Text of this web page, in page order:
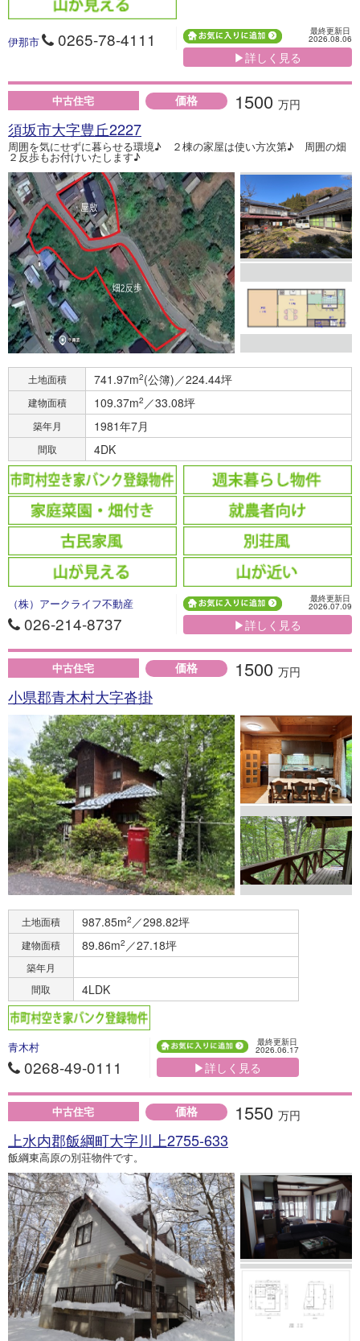
伊那市 0265-78-4111 最終更新日
2026.08.06
▶詳しく見る
中古住宅 価格 1500 万円
須坂市大字豊丘2227
周囲を気にせずに暮らせる環境♪ ２棟の家屋は使い方次第♪ 周囲の畑
２反歩もお付けいたします♪
土地面積 741.97m2(公簿)／224.44坪
建物面積 109.37m2 ／33.08坪
築年月 1981年7月
間取 4DK
（株）アークライフ不動産
026-214-8737
最終更新日
2026.07.09
▶詳しく見る
中古住宅 価格 1500 万円
小県郡青木村大字沓掛
土地面積 987.85m2 ／298.82坪
建物面積 89.86m2 ／27.18坪
築年月
間取
4LDK
青木村
0268-49-0111
最終更新日
2026.06.17
▶詳しく見る
中古住宅 価格 1550 万円
上水内郡飯綱町大字川上2755-633
飯綱東高原の別荘物件です。